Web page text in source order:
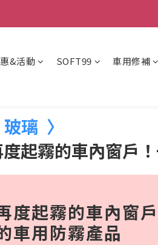
【重要】本公
&活動 SOFT99 車用修補
玻璃
起霧的車內窗戶
度起霧的車內窗
車用防霧產品